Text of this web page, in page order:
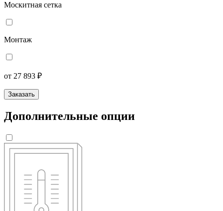
Москитная сетка
Монтаж
от 27 893 ₽
Заказать
Дополнительные опции